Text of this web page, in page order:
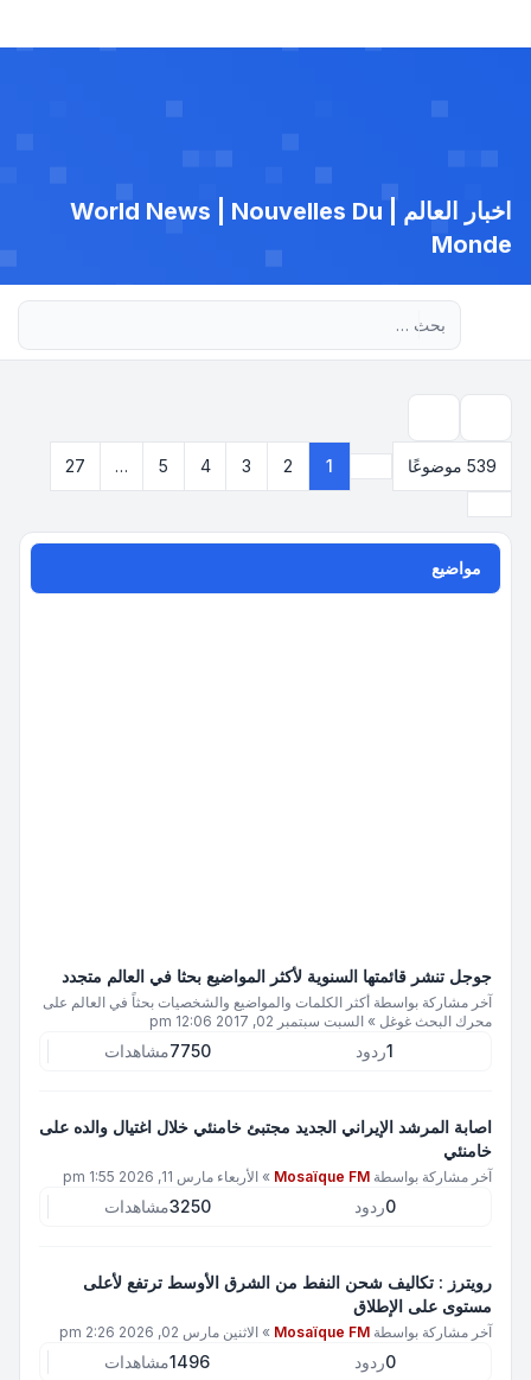
اخبار العالم | World News | Nouvelles Du
Monde
539 موضوعًا
صفحة1
27 1
2
3
4
5
…
27
مواضيع
جوجل تنشر قائمتها السنوية لأكثر المواضيع بحثا في العالم متجدد
آخر مشاركة بواسطة أكثر الكلمات والمواضيع والشخصيات بحثاً في العالم على
محرك البحث غوغل » السبت سبتمبر 02, 2017 12:06 pm
1ردود 7750مشاهدات
اصابة المرشد الإيراني الجديد مجتبئ خامنئي خلال اغتيال والده على
خامنئي
آخر مشاركة بواسطة Mosaïque FM
» الأربعاء مارس 11, 2026 1:55 pm
0ردود 3250مشاهدات
رويترز : تكاليف شحن النفط من الشرق الأوسط ترتفع لأعلى
مستوى على الإطلاق
آخر مشاركة بواسطة Mosaïque FM
» الاثنين مارس 02, 2026 2:26 pm
0ردود 1496مشاهدات